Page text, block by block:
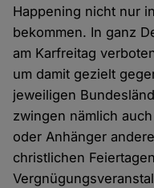
Happening nicht nur
bekommen. In ganz
am Karfreitag
um damit gezielt
jeweiligen
zwingen nämlich
oder Anhänger
christlichen